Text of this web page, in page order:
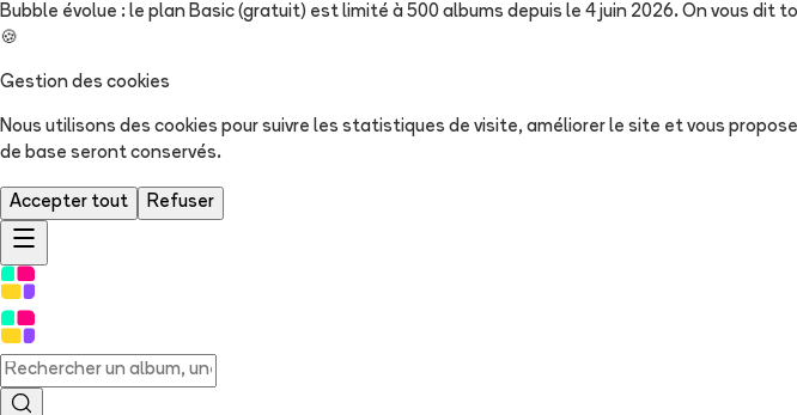
Bubble évolue : le plan Basic (gratuit) est limité à 500 albums depuis le 4 juin 2026. On vous dit
🍪
Gestion des cookies
Nous utilisons des cookies pour suivre les statistiques de visite, améliorer le site et vous
de base seront conservés.
Accepter tout Refuser